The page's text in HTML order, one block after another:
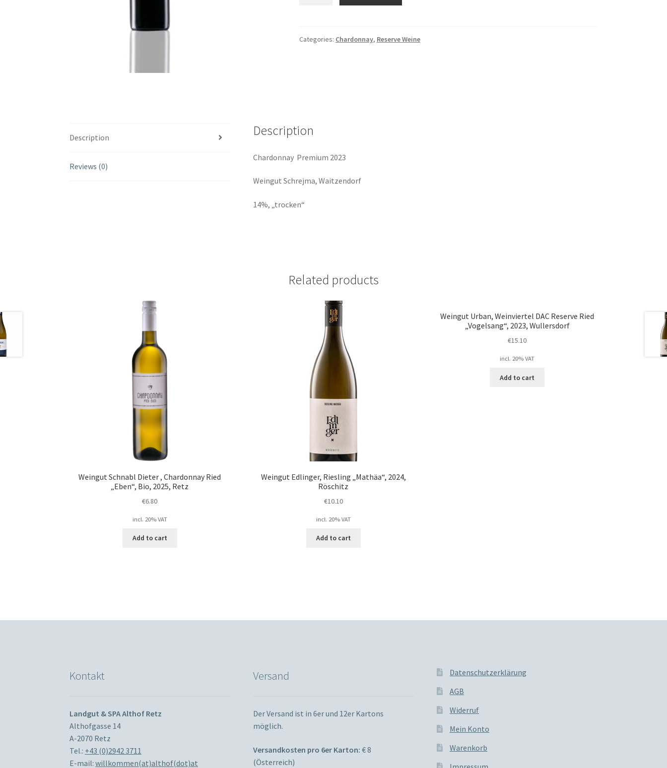
2023,
Categories: Chardonnay, Reserve Weine
Description
Reviews (0)
Description
Chardonnay Premium 2023
Weingut Schrejma, Waitzendorf
14%, „trocken“
Related products
Weingut Schnabl Dieter , Chardonnay Ried
„Eben“, Bio, 2025, Retz
€6.80
incl. 20% VAT
Add to cart
Weingut Edlinger, Riesling „Mathäa“, 2024,
Röschitz
€10.10
incl. 20% VAT
Add to cart
Weingut Urban, Weinviertel DAC Reserve Ried
„Vogelsang“, 2023, Wullersdorf
€15.10
incl. 20% VAT
Add to cart
Kontakt
Landgut & SPA Althof Retz
Althofgasse 14
A-2070 Retz
Tel.: +43 (0)2942 3711
E-mail:willkommen(at)althof(dot)at
Versand
Der Versand ist in 6er und 12er Kartons
möglich.
Versandkosten pro 6er Karton: € 8
(Österreich)
Datenschutzerklärung
AGB
Widerruf
Mein Konto
Warenkorb